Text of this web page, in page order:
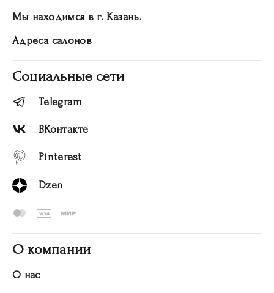
Мы находимся в г. Казань.
Адреса салонов
Социальные сети
Telegram
ВКонтакте
Pinterest
Dzen
О компании
О нас